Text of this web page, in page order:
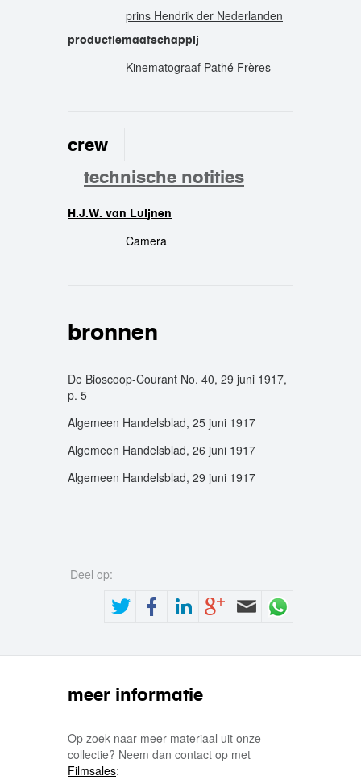
prins Hendrik der Nederlanden
productiemaatschappij
Kinematograaf Pathé Frères
crew
technische notities
H.J.W. van Luijnen
Camera
bronnen
De Bioscoop-Courant No. 40, 29 juni 1917,
p. 5
Algemeen Handelsblad, 25 juni 1917
Algemeen Handelsblad, 26 juni 1917
Algemeen Handelsblad, 29 juni 1917
Deel op:
meer informatie
Op zoek naar meer materiaal uit onze
collectie? Neem dan contact op met
Filmsales: